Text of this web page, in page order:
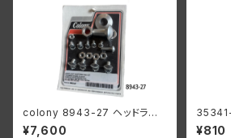
colony 8943-27 ヘッドラン
プ レストレーションキット
¥7,600
シャー1
¥810